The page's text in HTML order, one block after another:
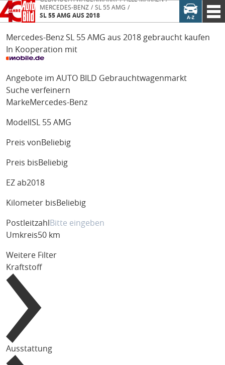
MERCEDES-BENZ
SL 55 AMG
SL 55 AMG AUS 2018
Mercedes-Benz SL 55 AMG aus 2018 gebraucht kaufen
In Kooperation mit
Angebote im AUTO BILD Gebrauchtwagenmarkt
Suche verfeinern
MarkeMercedes-Benz
Modell SL 55 AMG
Preis von Beliebig
Preis bis Beliebig
EZ ab2018
Kilometer bis Beliebig
Postleitzahl
Umkreis50 km
Weitere Filter
Kraftstoff
Ausstattung